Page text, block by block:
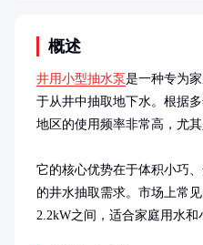
概述
井用小型抽水泵是一种专为
于从井中抽取地下水。根据
地区的使用频率非常高，尤其
它的核心优势在于体积小巧
的井水抽取需求。市场上常
2.2kW之间，适合家庭用水和